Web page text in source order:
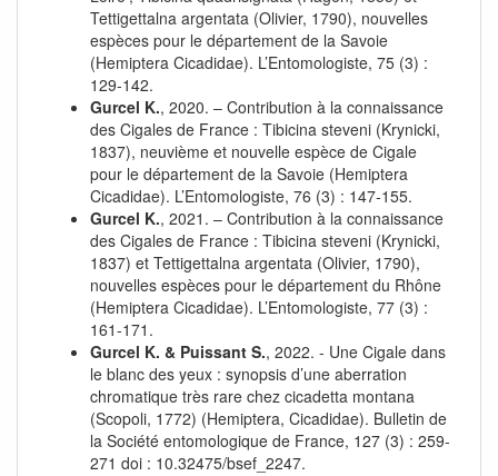
Tettigettalna argentata (Olivier, 1790), nouvelles
espèces pour le département de la Savoie
(Hemiptera Cicadidae). L’Entomologiste, 75 (3) :
129‑142.
Gurcel K., 2020. – Contribution à la connaissance
des Cigales de France : Tibicina steveni (Krynicki,
1837), neuvième et nouvelle espèce de Cigale
pour le département de la Savoie (Hemiptera
Cicadidae). L’Entomologiste, 76 (3) : 147‑155.
Gurcel K., 2021. – Contribution à la connaissance
des Cigales de France : Tibicina steveni (Krynicki,
1837) et Tettigettalna argentata (Olivier, 1790),
nouvelles espèces pour le département du Rhône
(Hemiptera Cicadidae). L’Entomologiste, 77 (3) :
161‑171.
Gurcel K. & Puissant S., 2022. - Une Cigale dans
le blanc des yeux : synopsis d’une aberration
chromatique très rare chez cicadetta montana
(Scopoli, 1772) (Hemiptera, Cicadidae). Bulletin de
la Société entomologique de France, 127 (3) : 259-
271 doi : 10.32475/bsef_2247.